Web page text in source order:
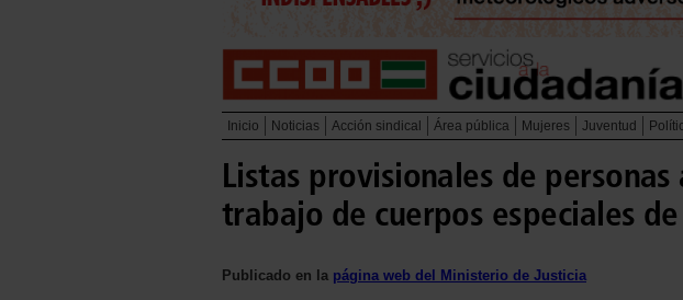
Inicio Noticias Acción sindical Área pública Mujeres Juventud
Listas provisionales de
trabajo de cuerpos especiales
Publicado en la página web del Ministerio de Justicia